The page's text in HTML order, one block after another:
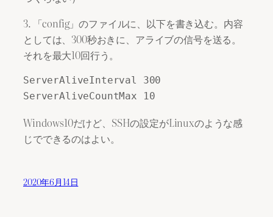
3. 「config」のファイルに、以下を書き込む。内容
としては、300秒おきに、アライブの信号を送る。
それを最大10回行う。
ServerAliveInterval 300
Windows10だけど、SSHの設定がLinuxのような感
じでできるのはよい。
2020年6月14日